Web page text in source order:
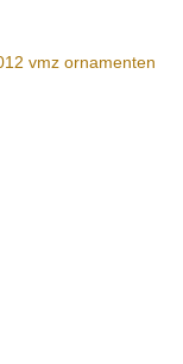
vmz ornamenten